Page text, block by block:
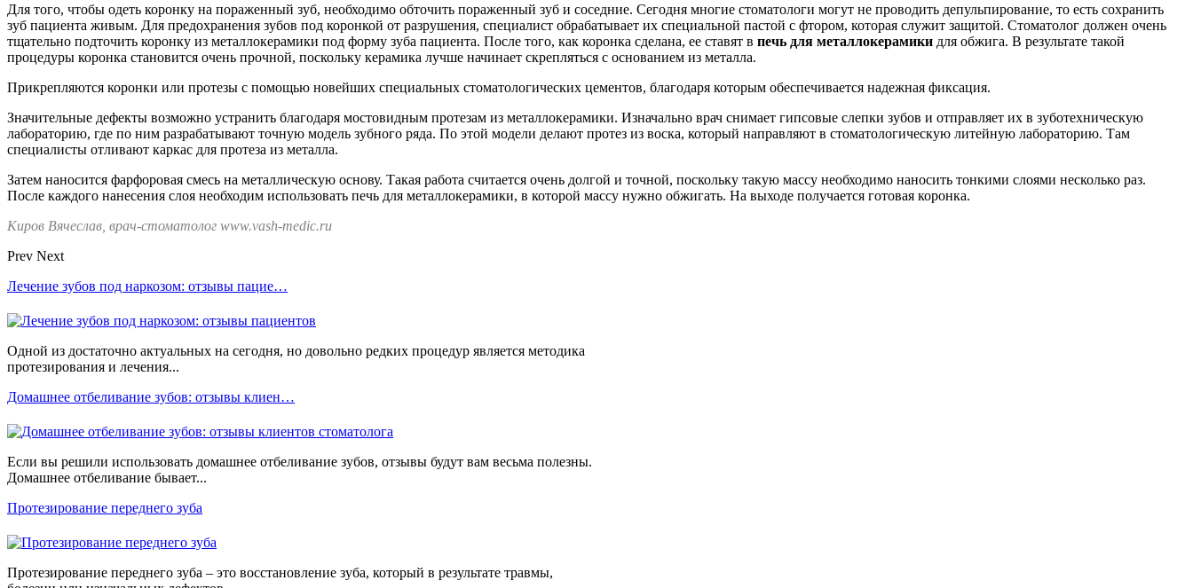
Для того, чтобы одеть коронку на пораженный зуб, необходимо обточить пораженный зуб и соседние. Сегодня многие стоматологи могут не проводить депульпирование, то есть сохранить
зуб пациента живым. Для предохранения зубов под коронкой от разрушения, специалист обрабатывает их специальной пастой с фтором, которая служит защитой. Стоматолог должен очень
тщательно подточить коронку из металлокерамики под форму зуба пациента. После того, как коронка сделана, ее ставят в печь для металлокерамики для обжига. В результате такой
процедуры коронка становится очень прочной, поскольку керамика лучше начинает скрепляться с основанием из металла.
Прикрепляются коронки или протезы с помощью новейших специальных стоматологических цементов, благодаря которым обеспечивается надежная фиксация.
Значительные дефекты возможно устранить благодаря мостовидным протезам из металлокерамики. Изначально врач снимает гипсовые слепки зубов и отправляет их в зуботехническую
лабораторию, где по ним разрабатывают точную модель зубного ряда. По этой модели делают протез из воска, который направляют в стоматологическую литейную лабораторию. Там
специалисты отливают каркас для протеза из металла.
Затем наносится фарфоровая смесь на металлическую основу. Такая работа считается очень долгой и точной, поскольку такую массу необходимо наносить тонкими слоями несколько раз.
После каждого нанесения слоя необходим использовать печь для металлокерамики, в которой массу нужно обжигать. На выходе получается готовая коронка.
Киров Вячеслав, врач-стоматолог www.vash-medic.ru
Prev Next
Лечение зубов под наркозом: отзывы пацие…
Одной из достаточно актуальных на сегодня, но довольно редких процедур является методика
протезирования и лечения...
Домашнее отбеливание зубов: отзывы клиен…
Если вы решили использовать домашнее отбеливание зубов, отзывы будут вам весьма полезны.
Домашнее отбеливание бывает...
Протезирование переднего зуба
Протезирование переднего зуба – это восстановление зуба, который в результате травмы,